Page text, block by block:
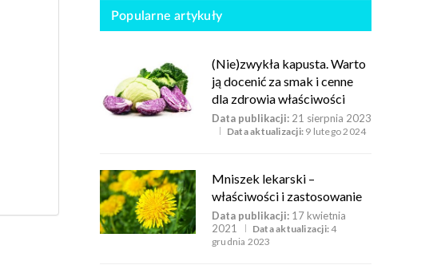
Popularne artykuły
(Nie)zwykła kapusta. Warto
ją docenić za smak i cenne
dla zdrowia właściwości
Data publikacji: 21 sierpnia 2023
Data aktualizacji: 9 lutego 2024
Mniszek lekarski –
właściwości i zastosowanie
Data publikacji: 17 kwietnia
2021
Data aktualizacji:4
grudnia 2023